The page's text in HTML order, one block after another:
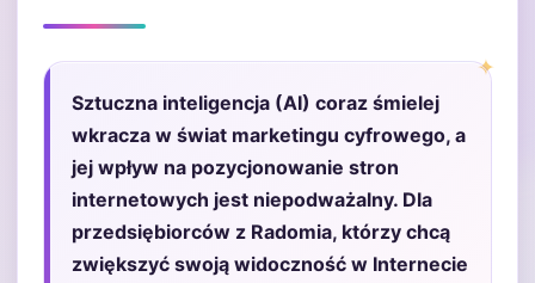
Sztuczna inteligencja (AI) coraz śmielej
wkracza w świat marketingu cyfrowego, a
jej wpływ na pozycjonowanie stron
internetowych jest niepodważalny. Dla
przedsiębiorców z Radomia, którzy chcą
zwiększyć swoją widoczność w Internecie